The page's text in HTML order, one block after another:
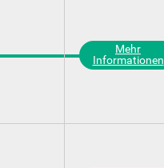
Mehr
Informationen